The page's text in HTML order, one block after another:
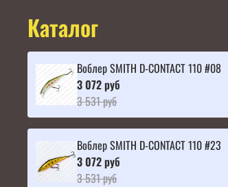
Каталог
Воблер SMITH D-CONTACT 110 #08
3 072 руб
3 531 руб
Воблер SMITH D-CONTACT 110 #23
3 072 руб
3 531 руб